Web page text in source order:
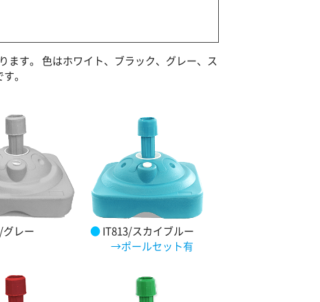
ます。 色はホワイト、ブラック、グレー、ス
。
グレー ●IT813/スカイブルー
→ポールセット有